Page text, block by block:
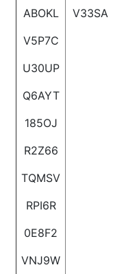
ABOKL
V5P7C
U30UP
Q6AYT
185OJ
R2Z66
TQMSV
RPI6R
0E8F2
VNJ9W
V33SA